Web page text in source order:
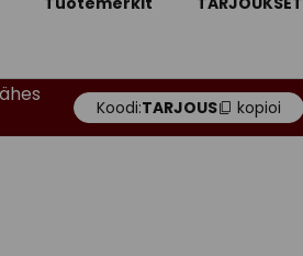
Koodi:TARJOUS kopioi